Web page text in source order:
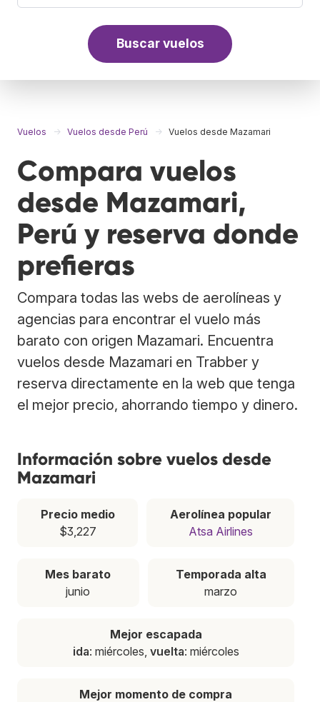
Buscar vuelos
Vuelos Vuelos desde Perú Vuelos desde Mazamari
Compara vuelos
desde Mazamari,
Perú y reserva donde
prefieras
Compara todas las webs de aerolíneas y
agencias para encontrar el vuelo más
barato con origen Mazamari. Encuentra
vuelos desde Mazamari en Trabber y
reserva directamente en la web que tenga
el mejor precio, ahorrando tiempo y dinero.
Información sobre vuelos desde
Mazamari
Precio medio
$3,227
Aerolínea popular
Atsa Airlines
Mes barato
junio
Temporada alta
marzo
Mejor escapada
ida: miércoles, vuelta: miércoles
Mejor momento de compra